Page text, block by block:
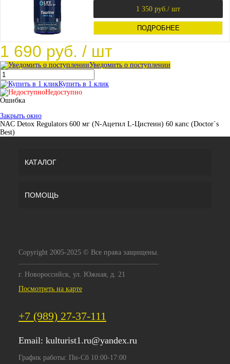
1 350 руб. / шт
ПОДРОБНЕЕ
1 690 руб. / шт
Уведомить о поступлении
Купить в 1 клик
Недоступно
Ошибка
Закрыть окно
NAC Detox Regulators 600 мг (N-Ацетил L-Цистеин) 60 капс (Doctor`s
Best)
КАТАЛОГ
ПОМОЩЬ
Copyright 2005-2025 © Все права защищены.
г. Новороссийск, ул. Южная, д. 21
Посмотреть на карте
+7 (989) 27-37-111
Email: kulturist1.ru@yandex.ru
График работы: Пн-Сб 10:00-17:00